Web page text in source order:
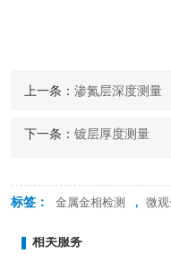
上一条： 渗氮层深度测量
下一条： 镀层厚度测量
标签： 金属金相检测 , 微观
相关服务